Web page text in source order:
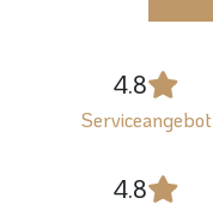
4.8
Serviceangebot
4.8